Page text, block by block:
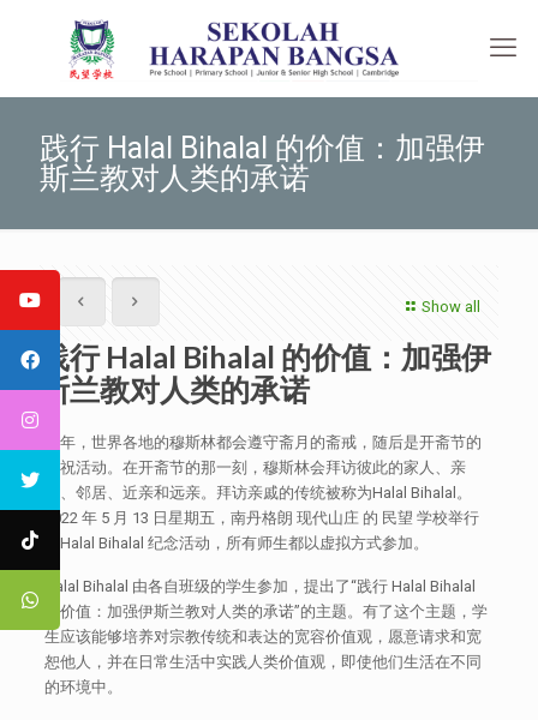
践行 Halal Bihalal 的价值：加强伊
斯兰教对人类的承诺
Show all
践行 Halal Bihalal 的价值：加强伊
斯兰教对人类的承诺
每年，世界各地的穆斯林都会遵守斋月的斋戒，随后是开斋节的
庆祝活动。在开斋节的那一刻，穆斯林会拜访彼此的家人、亲
戚、邻居、近亲和远亲。拜访亲戚的传统被称为Halal Bihalal。
2022 年 5 月 13 日星期五，南丹格朗 现代山庄 的 民望 学校举行
了Halal Bihalal 纪念活动，所有师生都以虚拟方式参加。
Halal Bihalal 由各自班级的学生参加，提出了“践行 Halal Bihalal
的价值：加强伊斯兰教对人类的承诺”的主题。有了这个主题，学
生应该能够培养对宗教传统和表达的宽容价值观，愿意请求和宽
恕他人，并在日常生活中实践人类价值观，即使他们生活在不同
的环境中。